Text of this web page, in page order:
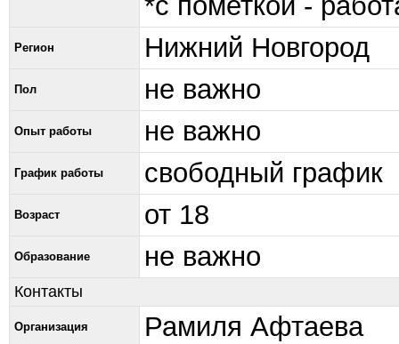
Регион Нижний Новгород
Пол не важно
Опыт работы не важно
График работы свободный график
Возраст от 18
Образование не важно
Контакты
Организация Рамиля Афтаева